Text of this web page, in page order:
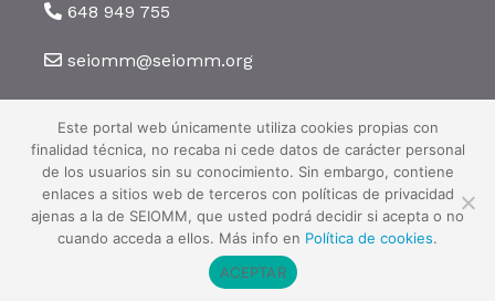
648 949 755
seiomm@seiomm.org
©2026 SEIOMM. Todos los derechos reservados ·Aviso legal·Política
de privacidad ·Política de cookies
Este portal web únicamente utiliza cookies propias con
finalidad técnica, no recaba ni cede datos de carácter personal
de los usuarios sin su conocimiento. Sin embargo, contiene
enlaces a sitios web de terceros con políticas de privacidad
ajenas a la de SEIOMM, que usted podrá decidir si acepta o no
cuando acceda a ellos. Más info en Política de cookies.
ACEPTAR